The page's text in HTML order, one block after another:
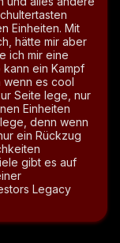
Einheiten. Mit
hätte mir aber
ich mir eine
ein Kampf
wenn es cool
Seite lege, nur
Einheiten
denn wenn
ein Rückzug
gibt es auf
Legacy